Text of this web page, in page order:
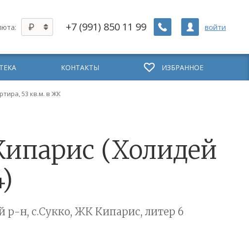
+7 (991) 850 11 99 войти
КОНТАКТЫ ИЗБРАННОЕ
53 кв.м. в ЖК
(Холидей
р-н, с.Сукко, ЖК Кипарис, литер 6